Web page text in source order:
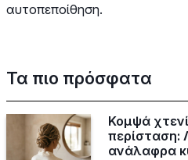
αυτοπεποίθηση.
Τα πιο πρόσφατα
Κομψά
περίσταση:
ανάλαφρα